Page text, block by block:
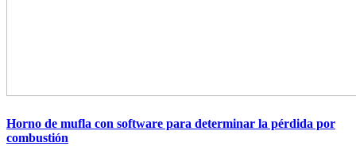
Horno de mufla con software para determinar la pérdida por
combustión